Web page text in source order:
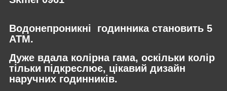
Водонепроникні годинника становить 5
ATM.
Дуже вдала колірна гама, оскільки колір
тільки підкреслює, цікавий дизайн
наручних годинників.